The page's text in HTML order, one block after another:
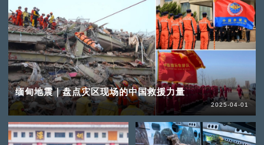
缅甸地震｜盘点灾区现场的中国救援力量
2025-04-01